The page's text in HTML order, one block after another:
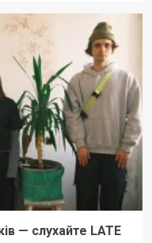
— cлухайте LATE